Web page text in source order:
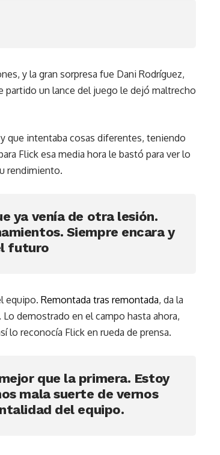
y la gran sorpresa fue Dani Rodríguez,
partido un lance del juego le dejó maltrecho
que intentaba cosas diferentes, teniendo
Flick esa media hora le bastó para ver lo
rendimiento.
ya venía de otra lesión.
Siempre encara y
futuro
equipo. Remontada tras remontada, da la
demostrado en el campo hasta ahora,
lo reconocía Flick en rueda de prensa.
que la primera. Estoy
mala suerte de vernos
del equipo.